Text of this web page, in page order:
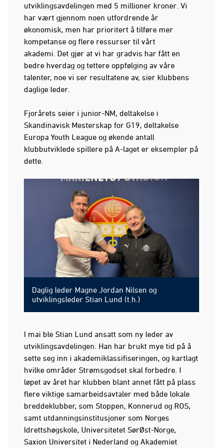
utviklingsavdelingen med 5 millioner kroner. Vi
har vært gjennom noen utfordrende år
økonomisk, men har prioritert å tilføre mer
kompetanse og flere ressurser til vårt
akademi. Det gjør at vi har gradvis har fått en
bedre hverdag og tettere oppfølging av våre
talenter, noe vi ser resultatene av, sier klubbens
daglige leder.
Fjorårets seier i junior-NM, deltakelse i
Skandinavisk Mesterskap for G19, deltakelse
Europa Youth League og økende antall
klubbutviklede spillere på A-laget er eksempler på
dette.
Daglig leder Magne Jordan Nilsen og
utviklingsleder Stian Lund (t.h.)
I mai ble Stian Lund ansatt som ny leder av
utviklingsavdelingen. Han har brukt mye tid på å
sette seg inn i akademiklassifiseringen, og kartlagt
hvilke områder Strømsgodset skal forbedre. I
løpet av året har klubben blant annet fått på plass
flere viktige samarbeidsavtaler med både lokale
breddeklubber, som Stoppen, Konnerud og ROS,
samt utdanningsinstitusjoner som Norges
Idrettshøgskole, Universitetet SørØst-Norge,
Saxion Universitet i Nederland og Akademiet